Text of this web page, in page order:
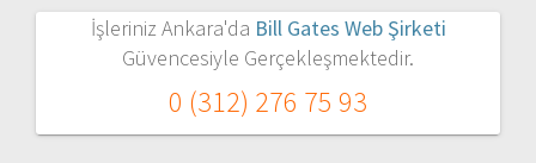
İşleriniz Ankara'da Bill Gates Web Şirketi
Güvencesiyle Gerçekleşmektedir.
0 (312) 276 75 93